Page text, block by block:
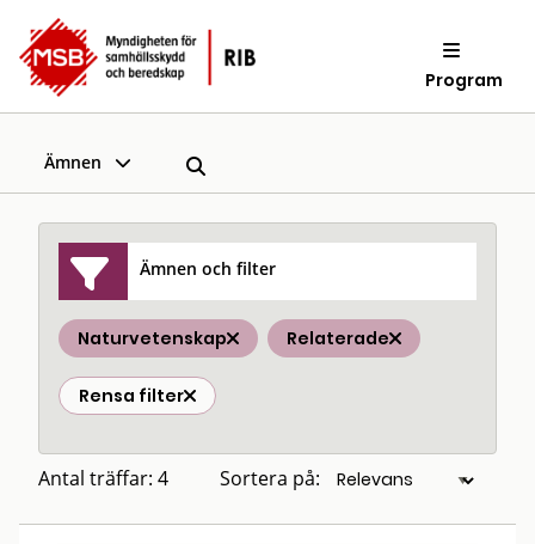
Program
Ämnen
Ämnen och filter
Naturvetenskap Relaterade
Rensa filter
Antal träffar: 4 Sortera på: